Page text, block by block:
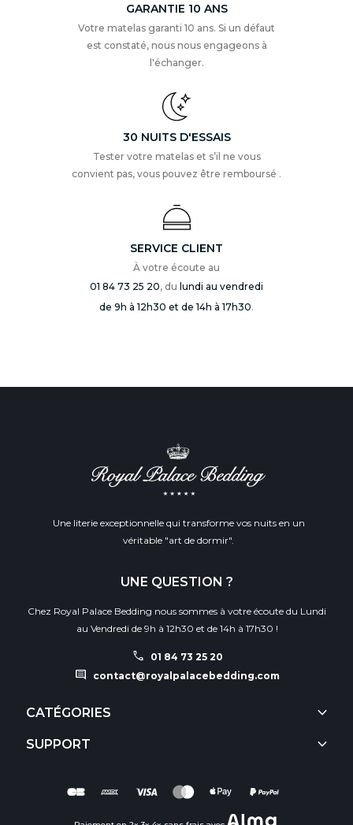
GARANTIE 10 ANS
Votre matelas garanti 10 ans. Si un défaut
est constaté, nous nous engageons à
l'échanger.
30 NUITS D'ESSAIS
Tester votre matelas et s’il ne vous
convient pas, vous pouvez être remboursé .
SERVICE CLIENT
À votre écoute au
01 84 73 25 20, du lundi au vendredi
de 9h à 12h30 et de 14h à 17h30.
Une literie exceptionnelle qui transforme vos nuits en un
véritable "art de dormir".
UNE QUESTION ?
Chez Royal Palace Bedding nous sommes à votre écoute du Lundi
au Vendredi de 9h à 12h30 et de 14h à 17h30 !
call 01 84 73 25 20
comment contact@royalpalacebedding.com
CATÉGORIES keyboard_arrow_down
SUPPORT keyboard_arrow_down